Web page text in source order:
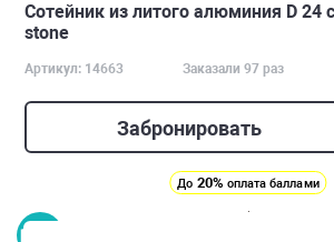
Сотейник из литого алюминия D 24
stone
Артикул: 14663 Заказали 97 раз
Забронировать
До 20% оплата баллами